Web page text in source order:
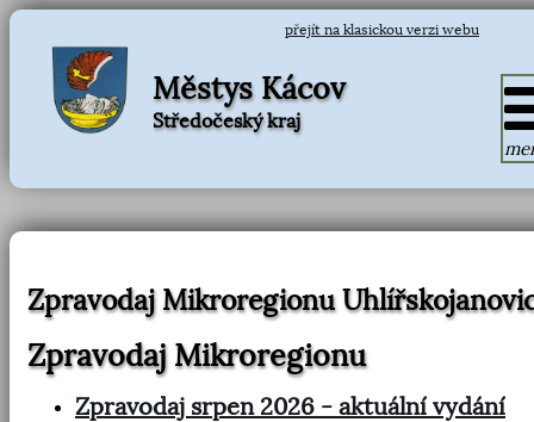
přejít na klasickou verzi webu
Městys Kácov
Středočeský kraj
Zpravodaj Mikroregionu
Zpravodaj Mikroregionu
Zpravodaj srpen 2026 - aktuální vydání